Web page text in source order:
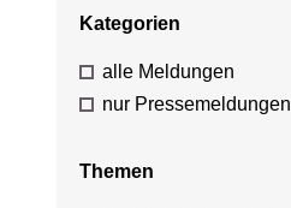
Kategorien
alle Meldungen
nur Pressemeldungen
Themen